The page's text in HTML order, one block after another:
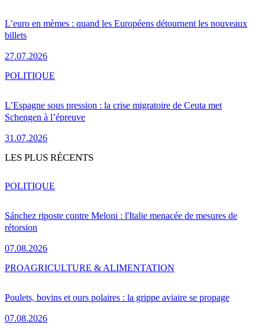
L’euro en mèmes : quand les Européens détournent les nouveaux
billets
27.07.2026
L’Espagne sous pression : la crise migratoire de Ceuta met
Schengen à l’épreuve
31.07.2026
POLITIQUE
LES PLUS RÉCENTS
Sánchez riposte contre Meloni : l'Italie menacée de mesures de
rétorsion
07.08.2026
POLITIQUE
Poulets, bovins et ours polaires : la grippe aviaire se propage
07.08.2026
PROAGRICULTURE & ALIMENTATION